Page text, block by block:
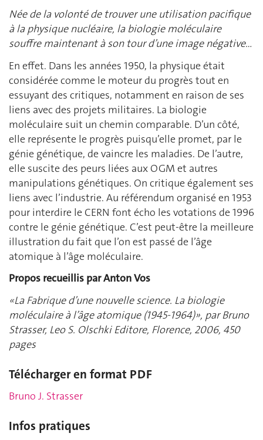
Née de la volonté de trouver une utilisation pacifique
à la physique nucléaire, la biologie moléculaire
souffre maintenant à son tour d’une image négative…
En effet. Dans les années 1950, la physique était
considérée comme le moteur du progrès tout en
essuyant des critiques, notamment en raison de ses
liens avec des projets militaires. La biologie
moléculaire suit un chemin comparable. D’un côté,
elle représente le progrès puisqu’elle promet, par le
génie génétique, de vaincre les maladies. De l’autre,
elle suscite des peurs liées aux OGM et autres
manipulations génétiques. On critique également ses
liens avec l’industrie. Au référendum organisé en 1953
pour interdire le CERN font écho les votations de 1996
contre le génie génétique. C’est peut-être la meilleure
illustration du fait que l’on est passé de l’âge
atomique à l’âge moléculaire.
Propos recueillis par Anton Vos
«La Fabrique d’une nouvelle science. La biologie
moléculaire à l’âge atomique (1945-1964)», par Bruno
Strasser, Leo S. Olschki Editore, Florence, 2006, 450
pages
Télécharger en format PDF
Bruno J. Strasser
Infos pratiques